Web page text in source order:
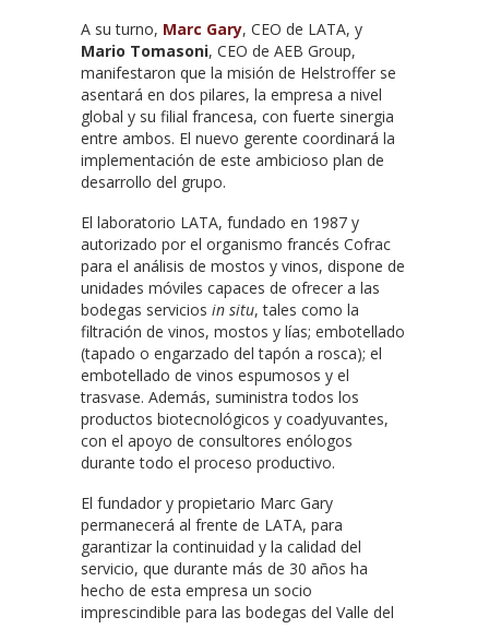
A su turno, Marc Gary, CEO de LATA, y
Mario Tomasoni, CEO de AEB Group,
manifestaron que la misión de Helstroffer se
asentará en dos pilares, la empresa a nivel
global y su filial francesa, con fuerte sinergia
entre ambos. El nuevo gerente coordinará la
implementación de este ambicioso plan de
desarrollo del grupo.
El laboratorio LATA, fundado en 1987 y
autorizado por el organismo francés Cofrac
para el análisis de mostos y vinos, dispone de
unidades móviles capaces de ofrecer a las
bodegas servicios in situ, tales como la
filtración de vinos, mostos y lías; embotellado
(tapado o engarzado del tapón a rosca); el
embotellado de vinos espumosos y el
trasvase. Además, suministra todos los
productos biotecnológicos y coadyuvantes,
con el apoyo de consultores enólogos
durante todo el proceso productivo.
El fundador y propietario Marc Gary
permanecerá al frente de LATA, para
garantizar la continuidad y la calidad del
servicio, que durante más de 30 años ha
hecho de esta empresa un socio
imprescindible para las bodegas del Valle del